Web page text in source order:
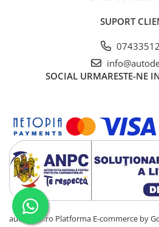
ECHIPAMENT DE LUCRU
PERSONALIZAT
BANNERE PERSONALIZATE
TRICOURI PERSONALIZATE
TRICOURI MĂRCI AUTO
TRICOURI AUDI
TRICOURI BMW
TRICOURI DACIA
TRICOURI FORD
SUPORT
SOCIAL URMARESTE-NE
autodeco.ro Platforma E-commerce by